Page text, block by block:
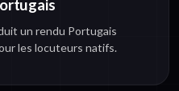
un rendu Portugais
les locuteurs natifs.